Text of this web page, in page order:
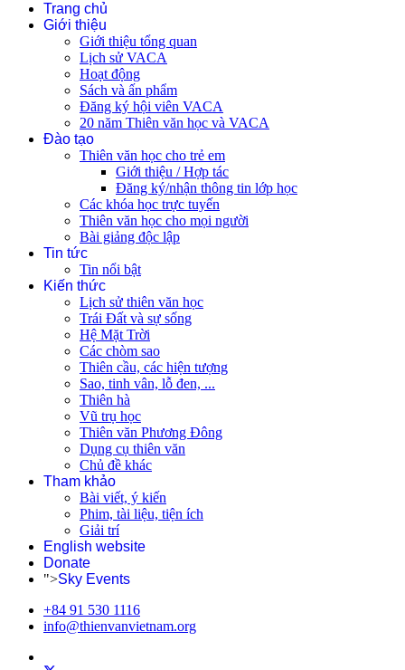
Trang chủ
Giới thiệu
Giới thiệu tổng quan
Lịch sử VACA
Hoạt động
Sách và ấn phẩm
Đăng ký hội viên VACA
20 năm Thiên văn học và VACA
Đào tạo
Thiên văn học cho trẻ em
Giới thiệu / Hợp tác
Đăng ký/nhận thông tin lớp học
Các khóa học trực tuyến
Thiên văn học cho mọi người
Bài giảng độc lập
Tin tức
Tin nổi bật
Kiến thức
Lịch sử thiên văn học
Trái Đất và sự sống
Hệ Mặt Trời
Các chòm sao
Thiên cầu, các hiện tượng
Sao, tinh vân, lỗ đen, ...
Thiên hà
Vũ trụ học
Thiên văn Phương Đông
Dụng cụ thiên văn
Chủ đề khác
Tham khảo
Bài viết, ý kiến
Phim, tài liệu, tiện ích
Giải trí
English website
Donate
">Sky Events
+84 91 530 1116
info@thienvanvietnam.org